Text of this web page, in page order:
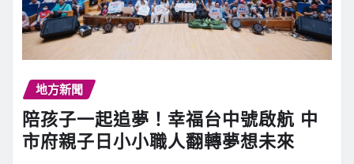
地方新聞
陪孩子一起追夢！幸福台中號啟航 中
市府親子日小小職人翻轉夢想未來